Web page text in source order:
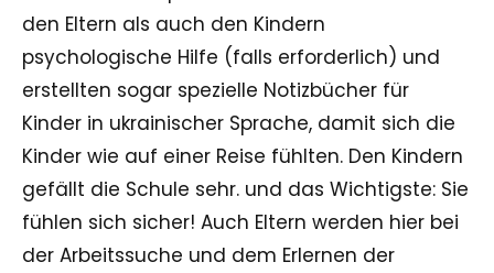
den Eltern als auch den Kindern
psychologische Hilfe (falls erforderlich) und
erstellten sogar spezielle Notizbücher für
Kinder in ukrainischer Sprache, damit sich die
Kinder wie auf einer Reise fühlten. Den Kindern
gefällt die Schule sehr. und das Wichtigste: Sie
fühlen sich sicher! Auch Eltern werden hier bei
der Arbeitssuche und dem Erlernen der